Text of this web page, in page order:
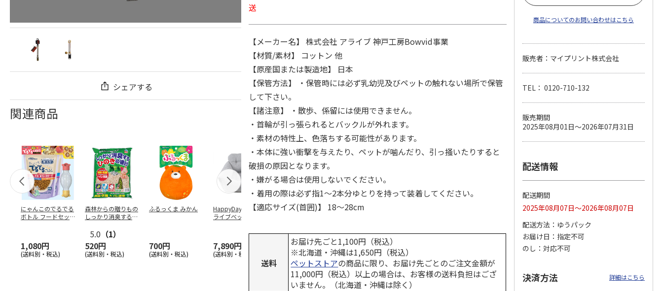
シェアする
関連商品
にゃんこのでるでる
ボトル フードセッ
1,080円
(送料別・税込)
森林からの贈りもの
しっかり消臭するひ
5.0 （1）
520円
(送料別・税込)
ふるっくま みかん
700円
(送料別・税込)
HappyDays 2wayド
ライブベッド グレ
7,890円
(送料別・税込)
獣医師開発 ニオイ
レー
1,550円
(送料別・税込)
デオトイレ 飛び散
1,320円
(送料別・税込)
…
470円
(送料別・税込)
おに…
ペット線香 虹のか
ローラルの香り
590円
(送料別・税込)
CIAO 香り立つクラ
送
【メーカー名】 株式会社 アライブ 神戸工房Bowvid事業
【材質/素材】 コットン 他
【原産国または製造地】 日本
【保管方法】 ・保管時には必ず乳幼児及びペットの触れない場所で保管
して下さい。
【諸注意】 ・散歩、係留には使用できません。
・首輪が引っ張られるとバックルが外れます。
・素材の特性上、色落ちする可能性があります。
・本体に強い衝撃を与えたり、ペットが噛んだり、引っ掻いたりすると
破損の原因となります。
・嫌がる場合は使用しないでください。
・着用の際は必ず指1～2本分ゆとりを持って装着してください。
【適応サイズ(首囲)】 18～28cm
送料
お届け先ごと1,100円（税込）
※北海道・沖縄は1,650円（税込）
ペットストアの商品に限り、お届け先ごとのご注文金額が
11,000円（税込）以上の場合は、お客様の送料負担はござ
いません。（北海道・沖縄は除く）
商品についてのお問い合わせはこちら
販売者：マイプリント株式会社
TEL： 0120-710-132
販売期間
2025年08月01日～2026年07月31日
配送情報
配送期間
2025年08月07日～2026年08月07日
配送方法
ゆうパック
お届け日
指定不可
のし
対応不可
決済方法 詳細はこちら